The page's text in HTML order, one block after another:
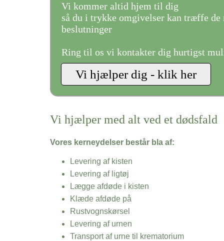
Vi kommer altid hjem til dig
så du i trykke omgivelser kan træffe de
beslutninger
Ring til os vi kontakter dig hurtigst
Vi hjælper med alt ved et dødsfald
Vores kerneydelser består bla af:
Levering af kisten
Levering af ligtøj
Lægge afdøde i kisten
Klæde afdøde på
Rustvognskørsel
Levering af urnen
Transport af urne til krematorium